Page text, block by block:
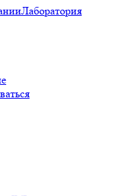
Лаборатория